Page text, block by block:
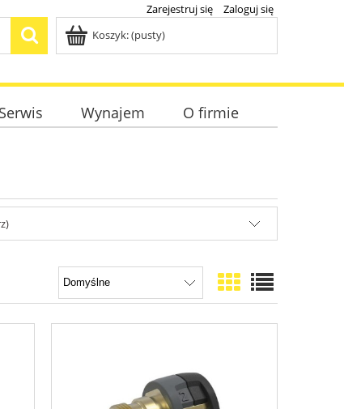
Zarejestruj się
Zaloguj się
Koszyk:(pusty)
Serwis Wynajem O firmie